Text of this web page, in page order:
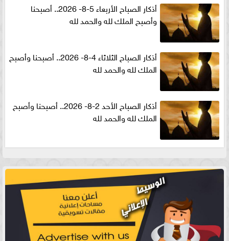
أذكار الصباح الأربعاء 5-8- 2026.. أصبحنا
وأصبح الملك لله والحمد لله
أذكار الصباح الثلاثاء 4-8- 2026.. أصبحنا وأصبح
الملك لله والحمد لله
أذكار الصباح الأحد 2-8- 2026.. أصبحنا وأصبح
الملك لله والحمد لله